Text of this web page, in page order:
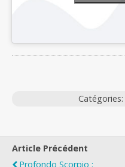
Catégories:
Article Précédent
Profondo Scorpio :